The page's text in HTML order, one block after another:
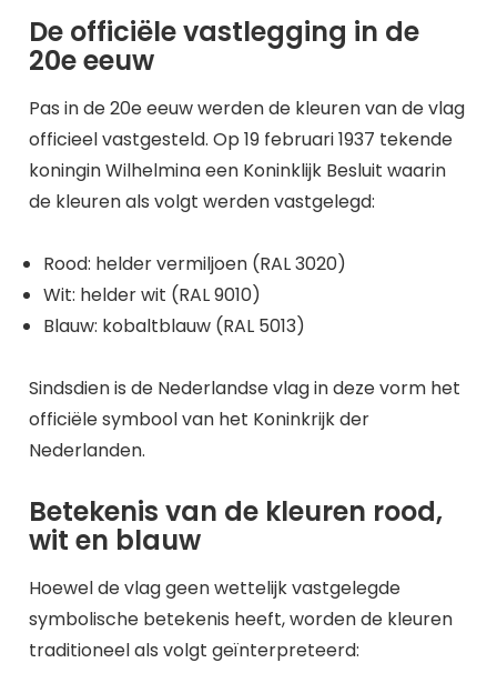
De officiële vastlegging in de
20e eeuw
Pas in de 20e eeuw werden de kleuren van de vlag
officieel vastgesteld. Op 19 februari 1937 tekende
koningin Wilhelmina een Koninklijk Besluit waarin
de kleuren als volgt werden vastgelegd:
Rood: helder vermiljoen (RAL 3020)
Wit: helder wit (RAL 9010)
Blauw: kobaltblauw (RAL 5013)
Sindsdien is de Nederlandse vlag in deze vorm het
officiële symbool van het Koninkrijk der
Nederlanden.
Betekenis van de kleuren rood,
wit en blauw
Hoewel de vlag geen wettelijk vastgelegde
symbolische betekenis heeft, worden de kleuren
traditioneel als volgt geïnterpreteerd: